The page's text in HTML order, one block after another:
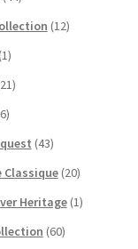
(12)
(1)
(43)
Classique (20)
Heritage (1)
(60)